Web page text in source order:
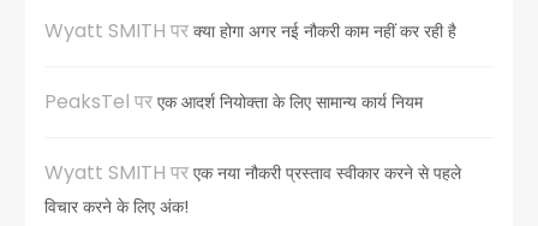
Wyatt SMITH पर क्या होगा अगर नई नौकरी काम नहीं कर रही है
PeaksTel पर एक आदर्श नियोक्ता के लिए सामान्य कार्य नियम
Wyatt SMITH पर एक नया नौकरी प्रस्ताव स्वीकार करने से पहले
विचार करने के लिए अंक!